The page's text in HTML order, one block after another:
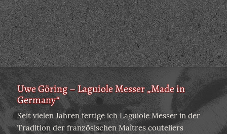
Uwe Göring – Laguiole Messer „Made in
Germany“
Seit vielen Jahren fertige ich Laguiole Messer in der
Tradition der französischen Maîtres couteliers